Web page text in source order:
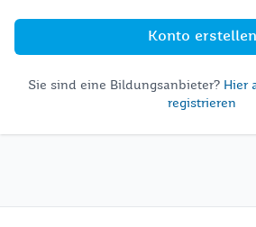
Konto erstellen
Sie sind eine Bildungsanbieter? Hier
registrieren